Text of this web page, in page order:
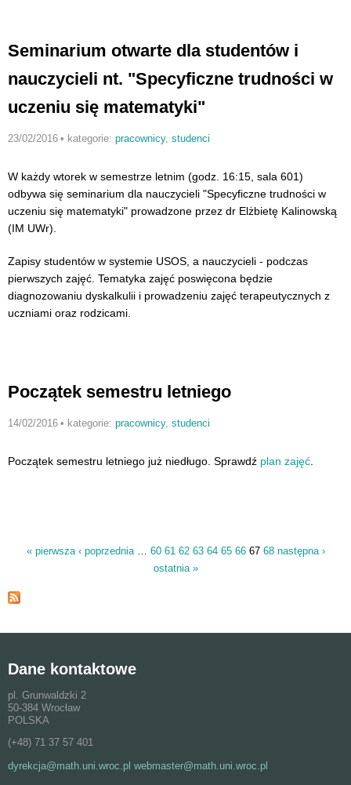
Seminarium otwarte dla studentów i
nauczycieli nt. "Specyficzne trudności w
uczeniu się matematyki"
23/02/2016 • kategorie: pracownicy, studenci
W każdy wtorek w semestrze letnim (godz. 16:15, sala 601)
odbywa się seminarium dla nauczycieli "Specyficzne trudności w
uczeniu się matematyki" prowadzone przez dr Elżbietę Kalinowską
(IM UWr).
Zapisy studentów w systemie USOS, a nauczycieli - podczas
pierwszych zajęć. Tematyka zajęć poswięcona będzie
diagnozowaniu dyskalkulii i prowadzeniu zajęć terapeutycznych z
uczniami oraz rodzicami.
Początek semestru letniego
14/02/2016 • kategorie: pracownicy, studenci
Początek semestru letniego już niedługo. Sprawdź plan zajęć
« pierwsza ‹ poprzednia … 60 61 62 63 64 65 66 67 68 następna ›
ostatnia »
Dane kontaktowe
pl. Grunwaldzki 2
50-384 Wrocław
POLSKA
(+48) 71 37 57 401
dyrekcja@math.uni.wroc.pl webmaster@math.uni.wroc.pl